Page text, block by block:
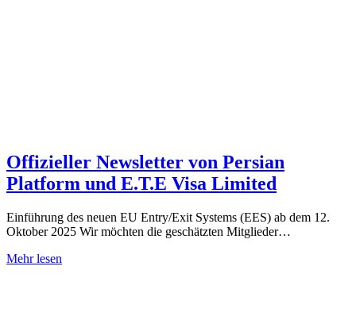
Offizieller Newsletter von Persian
Platform und E.T.E Visa Limited
Einführung des neuen EU Entry/Exit Systems (EES) ab dem 12.
Oktober 2025 Wir möchten die geschätzten Mitglieder…
Mehr lesen